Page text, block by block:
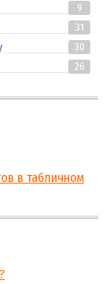
9
31
30
26
в табличном